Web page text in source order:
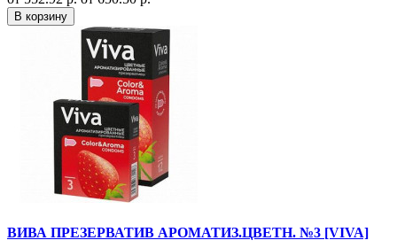
В корзину
ВИВА ПРЕЗЕРВАТИВ АРОМАТИЗ.ЦВЕТН. №3 [VIVA]